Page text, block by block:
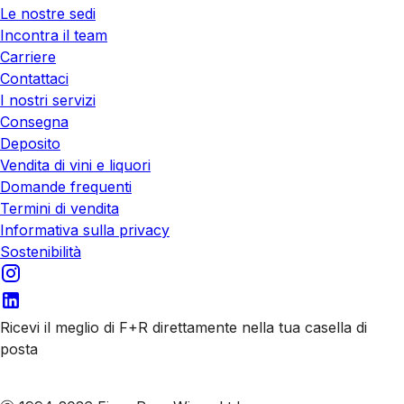
Le nostre sedi
Incontra il team
Carriere
Contattaci
I nostri servizi
Consegna
Deposito
Vendita di vini e liquori
Domande frequenti
Termini di vendita
Informativa sulla privacy
Sostenibilità
Ricevi il meglio di F+R direttamente nella tua casella di
posta